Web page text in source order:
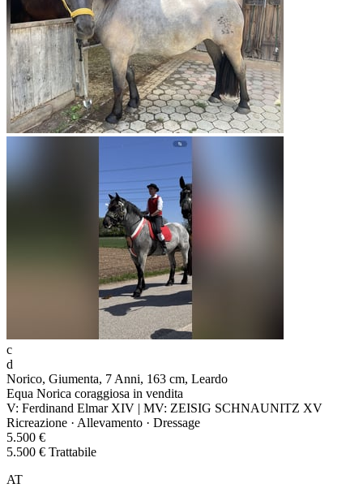
c
d
Norico, Giumenta, 7 Anni, 163 cm, Leardo
Equa Norica coraggiosa in vendita
V: Ferdinand Elmar XIV | MV: ZEISIG SCHNAUNITZ XV
Ricreazione · Allevamento · Dressage
5.500 €
5.500 € Trattabile
AT